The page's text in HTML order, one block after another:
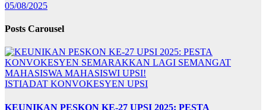
05/08/2025
Posts Carousel
ISTIADAT KONVOKESYEN UPSI
KEUNIKAN PESKON KE-27 UPSI 2025: PESTA